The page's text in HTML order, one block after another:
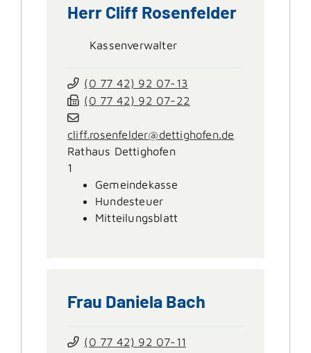
Herr Cliff Rosenfelder
Kassenverwalter
(0 77 42) 92 07-13
(0 77 42) 92 07-22
cliff.rosenfelder@dettighofen.de
Rathaus Dettighofen
1
Gemeindekasse
Hundesteuer
Mitteilungsblatt
Frau Daniela Bach
(0 77 42) 92 07-11